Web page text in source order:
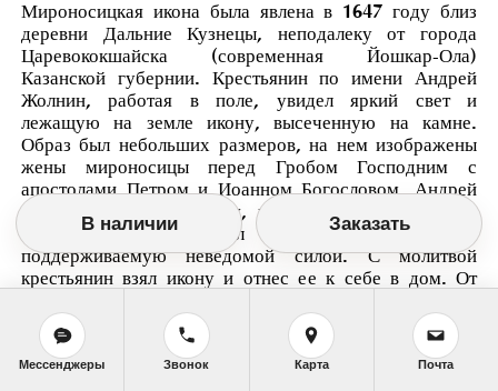
Мироносицкая икона была явлена в 1647 году близ
деревни Дальние Кузнецы, неподалеку от города
Царевококшайска (современная Йошкар-Ола)
Казанской губернии. Крестьянин по имени Андрей
Жолнин, работая в поле, увидел яркий свет и
лежащую на земле икону, высеченную на камне.
Образ был небольших размеров, на нем изображены
жены мироносицы перед Гробом Господним с
апостолами Петром и Иоанном Богословом. Андрей
попытался поднять икону, но она стала невидимой.
Оглядевшись, он увидел ее стоящей на дереве,
поддерживаемую неведомой силой. С молитвой
крестьянин взял икону и отнес ее к себе в дом. От
исцелений. К ней стекались верующие из всех
окрестных сел. На месте явления иконы была
воздвигнута часовня, а сам чудотворный образ
В наличии Заказать
Мессенджеры Звонок Карта Почта